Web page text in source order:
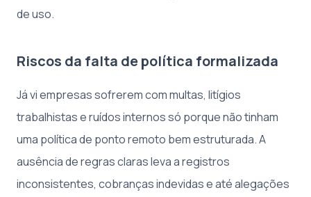
de uso.
Riscos da falta de política formalizada
Já vi empresas sofrerem com multas, litígios
trabalhistas e ruídos internos só porque não tinham
uma política de ponto remoto bem estruturada. A
ausência de regras claras leva a registros
inconsistentes, cobranças indevidas e até alegações